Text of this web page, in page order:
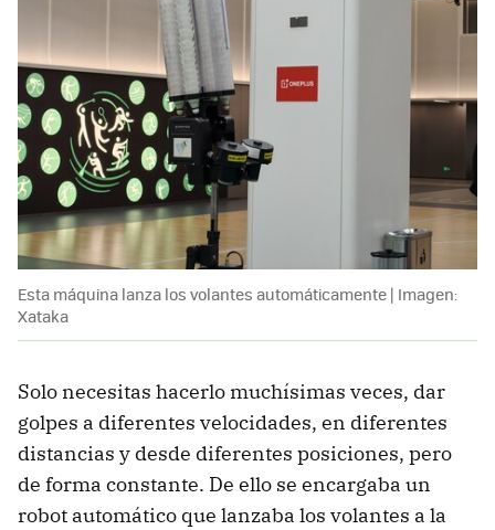
Esta máquina lanza los volantes automáticamente | Imagen:
Xataka
Solo necesitas hacerlo muchísimas veces, dar
golpes a diferentes velocidades, en diferentes
distancias y desde diferentes posiciones, pero
de forma constante. De ello se encargaba un
robot automático que lanzaba los volantes a la